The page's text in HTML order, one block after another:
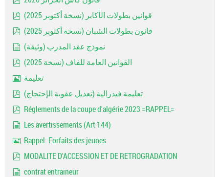
قوانين بطولات الأكابر (نسخة أكتوبر 2025)
قانون بطولات الشبان (نسخة أكتوبر 2025)
نموذج عقد المدرب (وثيقة)
القوانين العامة للفاف (نسخة 2025)
تعليمة
تعليمة فيدرالية (تعديل عقوبة الإحتجاج)
Réglements de la coupe d'algérie 2023 =RAPPEL=
Les avertissements (Art 144)
Rappel: Forfaits des jeunes
MODALITE D'ACCESSION ET DE RETROGRADATION
contrat entraineur